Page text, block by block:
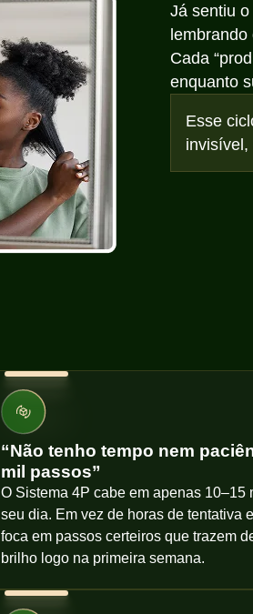
Já sentiu
Cada
enquanto
Esse
invisível,
“Não tenho tempo nem
mil passos”
O Sistema 4P cabe em apenas 10–15
seu dia. Em vez de horas de tentativa
foca em passos certeiros que trazem
brilho logo na primeira semana.